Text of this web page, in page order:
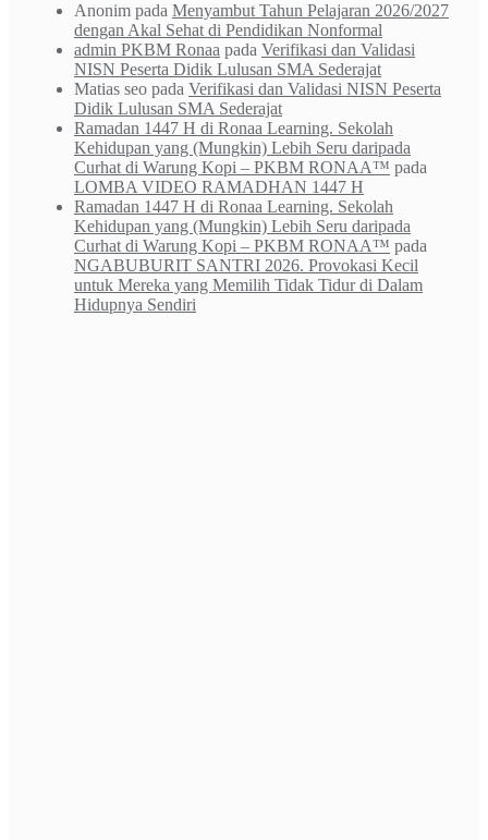
Anonim pada Menyambut Tahun Pelajaran 2026/2027
dengan Akal Sehat di Pendidikan Nonformal
admin PKBM Ronaa pada Verifikasi dan Validasi
NISN Peserta Didik Lulusan SMA Sederajat
Matias seo pada Verifikasi dan Validasi NISN Peserta
Didik Lulusan SMA Sederajat
Ramadan 1447 H di Ronaa Learning. Sekolah
Kehidupan yang (Mungkin) Lebih Seru daripada
Curhat di Warung Kopi – PKBM RONAA™ pada
LOMBA VIDEO RAMADHAN 1447 H
Ramadan 1447 H di Ronaa Learning. Sekolah
Kehidupan yang (Mungkin) Lebih Seru daripada
Curhat di Warung Kopi – PKBM RONAA™ pada
NGABUBURIT SANTRI 2026. Provokasi Kecil
untuk Mereka yang Memilih Tidak Tidur di Dalam
Hidupnya Sendiri